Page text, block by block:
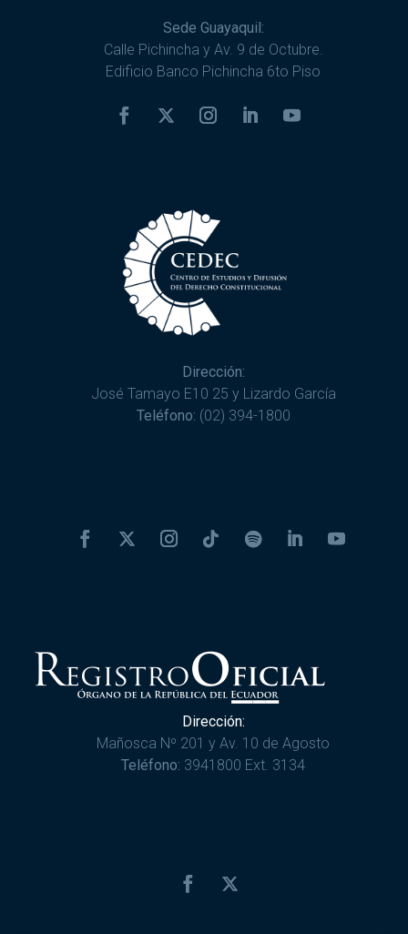
Sede Guayaquil:
Calle Pichincha y Av. 9 de Octubre.
Edificio Banco Pichincha 6to Piso
Dirección:
José Tamayo E10 25 y Lizardo García
Teléfono: (02) 394-1800
Dirección:
Mañosca Nº 201 y Av. 10 de Agosto
Teléfono: 3941800 Ext. 3134